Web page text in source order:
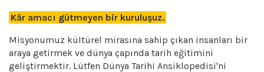
Kâr amacı gütmeyen bir kuruluşuz.
Misyonumuz kültürel mirasına sahip çıkan insanları bir
araya getirmek ve dünya çapında tarih eğitimini
geliştirmektir. Lütfen Dünya Tarihi Ansiklopedisi'ni